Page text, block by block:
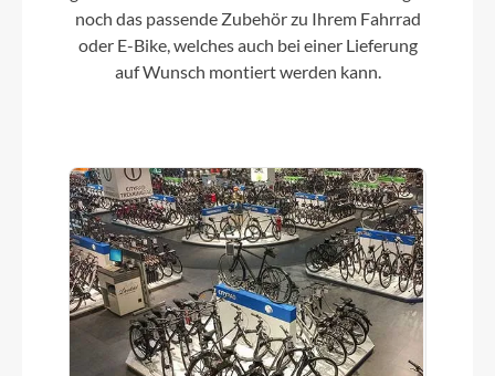
KMC X11
Vorderrad Nabe
Shimano Nabendynamo, DH-UR705, Centerlock,
Disc, 12x100 mm Achse
Gewicht
13,6 kg
noch das passende Zubehör zu Ihrem Fahrrad
oder E-Bike, welches auch bei einer Lieferung
auf Wunsch montiert werden kann.